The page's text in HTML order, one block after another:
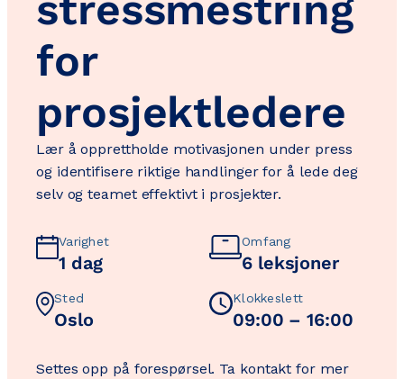
for
prosjektledere
Lær å opprettholde motivasjonen under press
og identifisere riktige handlinger for å lede deg
selv og teamet effektivt i prosjekter.
Varighet
1 dag
Omfang
6 leksjoner
Sted
Oslo
Klokkeslett
09:00 – 16:00
Settes opp på forespørsel. Ta kontakt for mer